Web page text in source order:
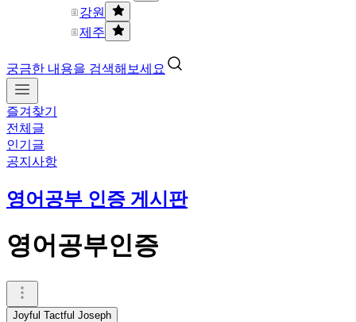
강원
제주
궁금한 내용을 검색해보세요
즐겨찾기
전체글
인기글
공지사항
영어공부 인증 게시판
영어공부인증
Joyful Tactful Joseph